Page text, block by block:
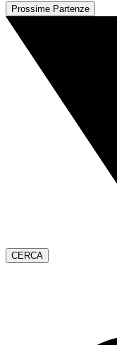
Prossime Partenze
CERCA